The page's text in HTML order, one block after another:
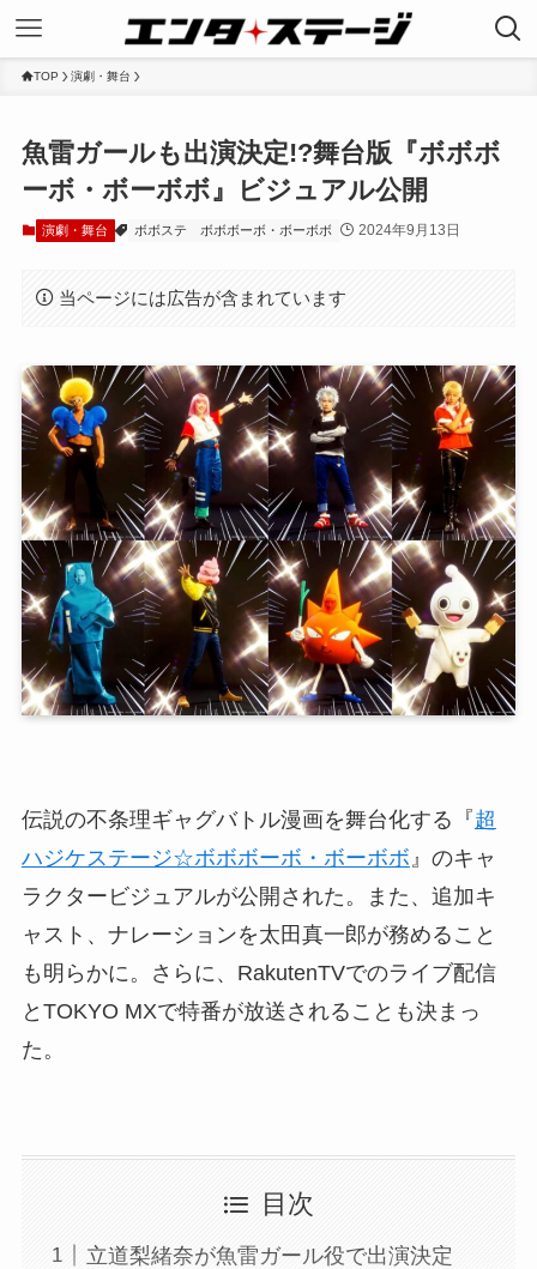
TOP 演劇・舞台
魚雷ガールも出演決定!?舞台版『ボボボ
ーボ・ボーボボ』ビジュアル公開
演劇・舞台 ボボステ ボボボーボ・ボーボボ 2024年9月13日
当ページには広告が含まれています
伝説の不条理ギャグバトル漫画を舞台化する『超
ハジケステージ☆ボボボーボ・ボーボボ』のキャ
ラクタービジュアルが公開された。また、追加キ
ャスト、ナレーションを太田真一郎が務めること
も明らかに。さらに、RakutenTVでのライブ配信
とTOKYO MXで特番が放送されることも決まっ
た。
目次
立道梨緒奈が魚雷ガール役で出演決定